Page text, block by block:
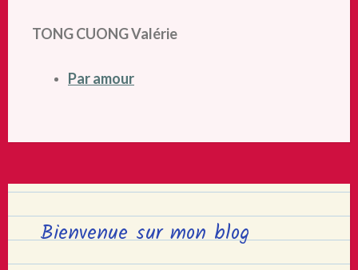
TONG CUONG Valérie
Par amour
Bienvenue sur mon blog